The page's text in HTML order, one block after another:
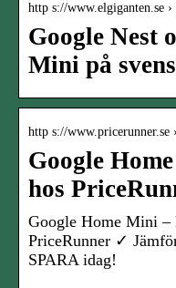
http s://www.elgiganten.se ›
Google Nest
Mini på
http s://
Google
hos
Google Home Mini –
PriceRunner ✓
SPARA idag!